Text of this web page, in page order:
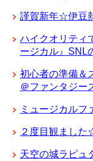
謹賀新年☆伊豆
ハイクオリティ
ージカル』SNL
初心者の準備＆
＠ファンタジー
ミュージカルフ
２度目観ました
天空の城ラピュ